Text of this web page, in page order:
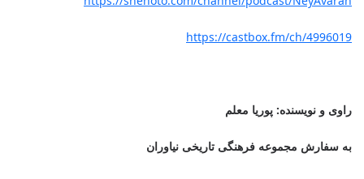
https://castbox.fm/ch/4996019
راوی و نویسنده: پوریا معلم
به سفارش مجموعه فرهنگی تاریخی نیاوران